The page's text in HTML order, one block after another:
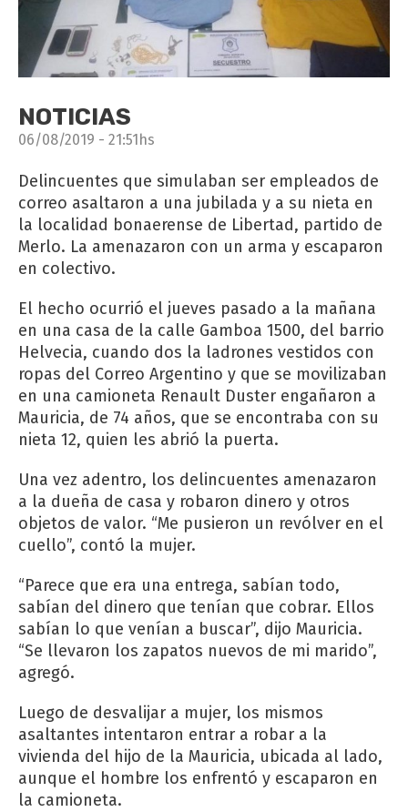
NOTICIAS
06/08/2019 - 21:51hs
Delincuentes que simulaban ser empleados de
correo asaltaron a una jubilada y a su nieta en
la localidad bonaerense de Libertad, partido de
Merlo. La amenazaron con un arma y escaparon
en colectivo.
El hecho ocurrió el jueves pasado a la mañana
en una casa de la calle Gamboa 1500, del barrio
Helvecia, cuando dos la ladrones vestidos con
ropas del Correo Argentino y que se movilizaban
en una camioneta Renault Duster engañaron a
Mauricia, de 74 años, que se encontraba con su
nieta 12, quien les abrió la puerta.
Una vez adentro, los delincuentes amenazaron
a la dueña de casa y robaron dinero y otros
objetos de valor. “Me pusieron un revólver en el
cuello”, contó la mujer.
“Parece que era una entrega, sabían todo,
sabían del dinero que tenían que cobrar. Ellos
sabían lo que venían a buscar”, dijo Mauricia.
“Se llevaron los zapatos nuevos de mi marido”,
agregó.
Luego de desvalijar a mujer, los mismos
asaltantes intentaron entrar a robar a la
vivienda del hijo de la Mauricia, ubicada al lado,
aunque el hombre los enfrentó y escaparon en
la camioneta.